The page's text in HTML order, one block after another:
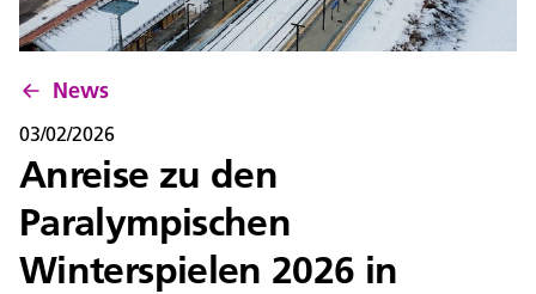
News
Contact us
News
03/02/2026
Anreise zu den
Paralympischen
Winterspielen 2026 in